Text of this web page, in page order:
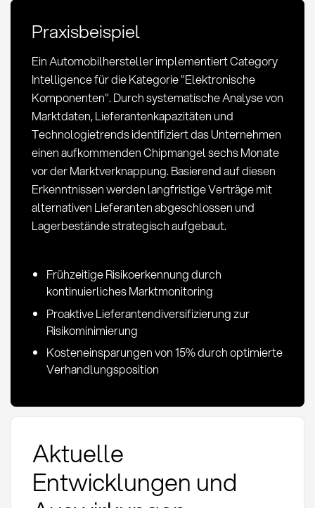
strategische
Anwendung
Praxisbeispiel
Ein Automobilhersteller implementiert Category
Intelligence für die Kategorie "Elektronische
Komponenten". Durch systematische Analyse von
Marktdaten, Lieferantenkapazitäten und
Technologietrends identifiziert das Unternehmen
einen aufkommenden Chipmangel sechs Monate
vor der Marktverknappung. Basierend auf diesen
Erkenntnissen werden langfristige Verträge mit
alternativen Lieferanten abgeschlossen und
Lagerbestände strategisch aufgebaut.
Frühzeitige Risikoerkennung durch
kontinuierliches Marktmonitoring
Proaktive Lieferantendiversifizierung zur
Risikominimierung
Kosteneinsparungen von 15% durch optimierte
Verhandlungsposition
Aktuelle
Entwicklungen und